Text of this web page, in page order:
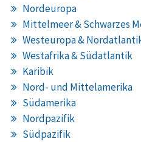
Nordeuropa
Mittelmeer & Schwarzes
Westeuropa &
Westafrika & Südatlantik
Karibik
Nord- und Mittelamerika
Südamerika
Nordpazifik
Südpazifik